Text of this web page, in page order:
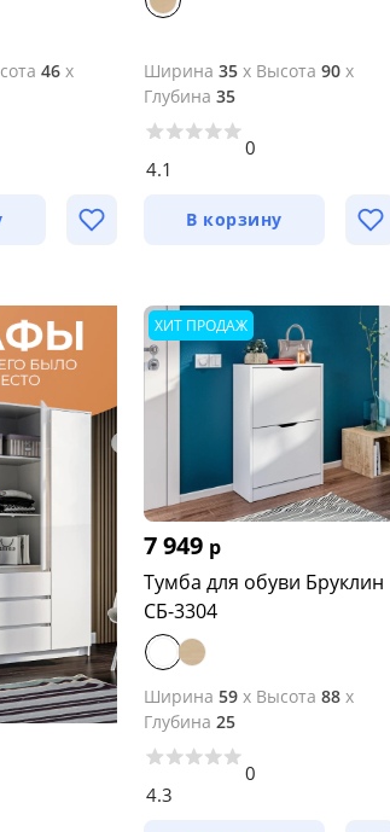
46 x
Ширина 35x Высота 90x
Глубина 35
4.1
0
В корзину
ХИТ ПРОДАЖ
7 949 р
Тумба для обуви Бруклин
СБ-3304
Ширина 59x Высота 88x
Глубина 25
4.3
0